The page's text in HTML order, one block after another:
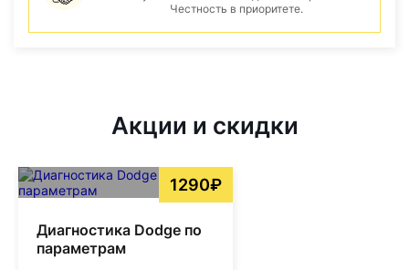
Честность в приоритете.
Акции и скидки
1290₽
Диагностика Dodge по
параметрам